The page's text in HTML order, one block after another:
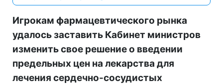
Игрокам фармацевтического рынка
удалось заставить Кабинет министров
изменить свое решение о введении
предельных цен на лекарства для
лечения сердечно-сосудистых